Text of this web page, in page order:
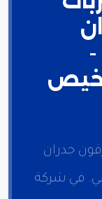
0548815303 -
جدران
في شركة